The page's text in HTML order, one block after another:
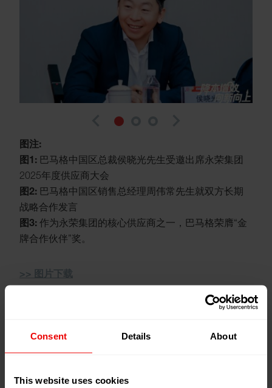
Consent Details About
This website uses cookies
图注:
图1: 巴马格中国区总裁侯晓光先生受邀出席永荣集团
2025年度供应商大会
图2: 巴马格中国区销售总经理周伟常先生就双方长期
战略合作发言
图3: 作为永荣集团的核心供应商之一，巴马格荣膺“金
牌合作伙伴”奖。
>> 图片下载
永荣控股集团2025年度供应商大会以“价值引领，共创
略合作供应商之一，巴马格中国区总裁侯晓光先生、中